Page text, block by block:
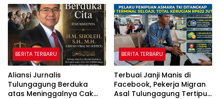
BERITA TERBARU
Aliansi Jurnalis
Tulungagung Berduka
atas Meninggalnya Cak
BERITA TERBARU
Terbuai Janji Manis di
Facebook, Pekerja Migran
Asal Tulungagung Tertipu